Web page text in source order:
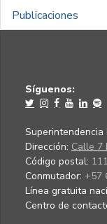
Publicaciones
Síguenos:
Superintendencia
Dirección: Calle 7
Código postal:
Conmutador: +57
Línea gratuita
Centro de